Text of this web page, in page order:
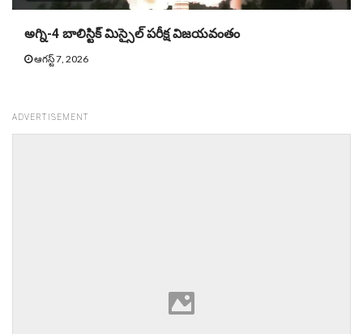
అగ్ని-4 బాలిస్టిక్ మిస్సైల్ పరీక్ష విజయవంతం
ఆగస్ట్ 7, 2026
ADVERTISEMENT